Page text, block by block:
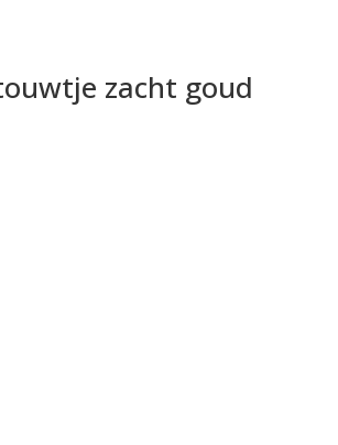
zacht goud